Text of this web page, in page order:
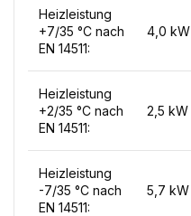
Heizleistung
+7/35 °C nach
EN 14511:
4,0 kW
Heizleistung
+2/35 °C nach
EN 14511:
2,5 kW
Heizleistung
-7/35 °C nach
EN 14511:
5,7 kW